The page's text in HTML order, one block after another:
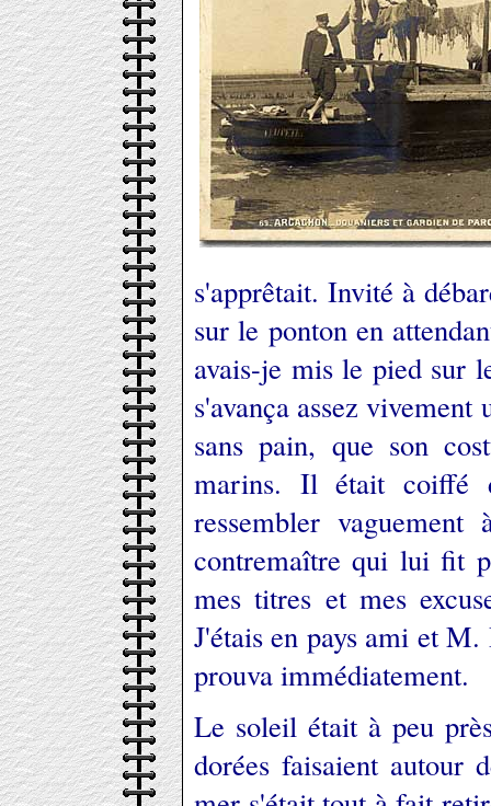
s'apprêtait. Invité à
sur le ponton en
avais-je mis le pied sur
s'avança assez
sans pain, que son
marins. Il était coiffé
ressembler
contremaître qui lui fit
mes titres et mes
J'étais en pays ami et
prouva immédiatement.
Le soleil était à peu
dorées faisaient autour